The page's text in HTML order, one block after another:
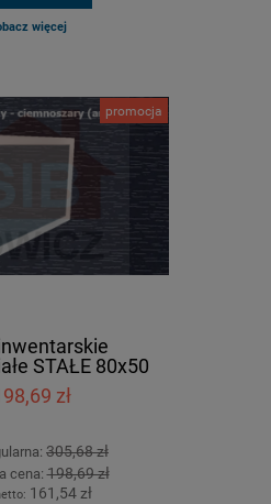
więcej
STAŁE 80x50
[cm] zł
305,68 zł
cena:198,69 zł
161,54 zł
promocja